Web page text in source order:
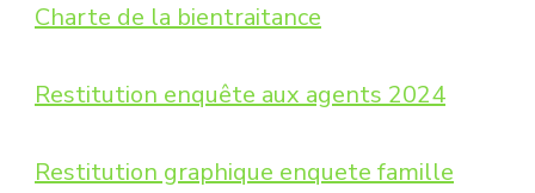
Charte de la bientraitance
Restitution enquête aux agents 2024
Restitution graphique enquete famille